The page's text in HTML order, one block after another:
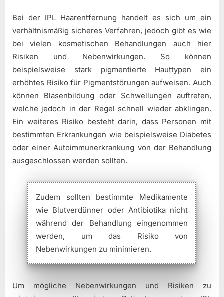
Bei der IPL Haarentfernung handelt es sich um ein
verhältnismäßig sicheres Verfahren, jedoch gibt es wie
bei vielen kosmetischen Behandlungen auch hier
Risiken und Nebenwirkungen. So können
beispielsweise stark pigmentierte Hauttypen ein
erhöhtes Risiko für Pigmentstörungen aufweisen. Auch
können Blasenbildung oder Schwellungen auftreten,
welche jedoch in der Regel schnell wieder abklingen.
Ein weiteres Risiko besteht darin, dass Personen mit
bestimmten Erkrankungen wie beispielsweise Diabetes
oder einer Autoimmunerkrankung von der Behandlung
ausgeschlossen werden sollten.
Zudem sollten bestimmte Medikamente
wie Blutverdünner oder Antibiotika nicht
während der Behandlung eingenommen
werden, um das Risiko von
Nebenwirkungen zu minimieren.
Um mögliche Nebenwirkungen und Risiken zu